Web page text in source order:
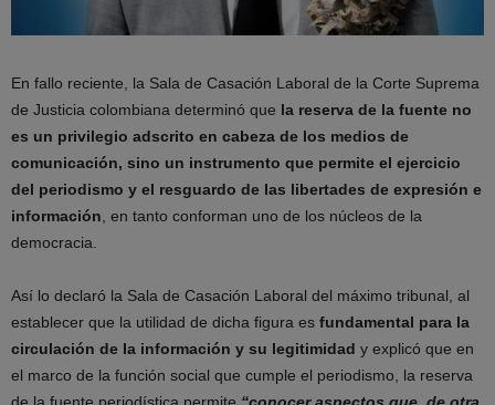
En fallo reciente, la Sala de Casación Laboral de la Corte Suprema
de Justicia colombiana determinó que la reserva de la fuente no
es un privilegio adscrito en cabeza de los medios de
comunicación, sino un instrumento que permite el ejercicio
del periodismo y el resguardo de las libertades de expresión e
información , en tanto conforman uno de los núcleos de la
democracia.
Así lo declaró la Sala de Casación Laboral del máximo tribunal, al
establecer que la utilidad de dicha figura es fundamental para la
circulación de la información y su legitimidad y explicó que en
el marco de la función social que cumple el periodismo, la reserva
de la fuente periodística permite “conocer aspectos que, de otra